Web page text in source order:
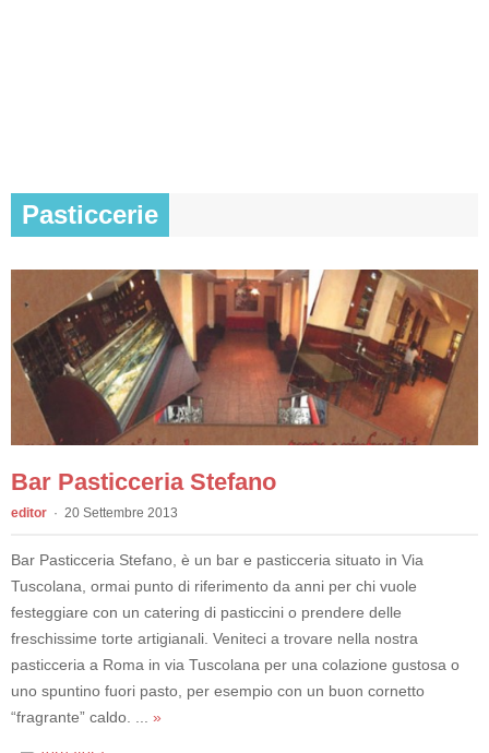
Pasticcerie
Bar Pasticceria Stefano
editor 20 Settembre 2013
Bar Pasticceria Stefano, è un bar e pasticceria situato in Via
Tuscolana, ormai punto di riferimento da anni per chi vuole
festeggiare con un catering di pasticcini o prendere delle
freschissime torte artigianali. Veniteci a trovare nella nostra
pasticceria a Roma in via Tuscolana per una colazione gustosa o
uno spuntino fuori pasto, per esempio con un buon cornetto
“fragrante” caldo. ... »